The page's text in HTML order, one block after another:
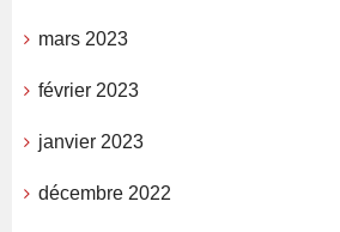
mars 2023
février 2023
janvier 2023
décembre 2022